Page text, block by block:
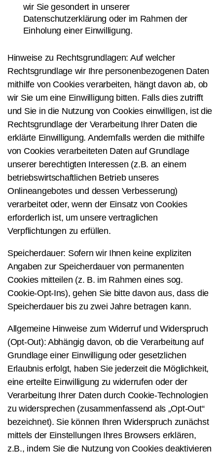
wir Sie gesondert in unserer
Datenschutzerklärung oder im Rahmen der
Einholung einer Einwilligung.
Hinweise zu Rechtsgrundlagen: Auf welcher
Rechtsgrundlage wir Ihre personenbezogenen Daten
mithilfe von Cookies verarbeiten, hängt davon ab, ob
wir Sie um eine Einwilligung bitten. Falls dies zutrifft
und Sie in die Nutzung von Cookies einwilligen, ist die
Rechtsgrundlage der Verarbeitung Ihrer Daten die
erklärte Einwilligung. Andernfalls werden die mithilfe
von Cookies verarbeiteten Daten auf Grundlage
unserer berechtigten Interessen (z.B. an einem
betriebswirtschaftlichen Betrieb unseres
Onlineangebotes und dessen Verbesserung)
verarbeitet oder, wenn der Einsatz von Cookies
erforderlich ist, um unsere vertraglichen
Verpflichtungen zu erfüllen.
Speicherdauer: Sofern wir Ihnen keine expliziten
Angaben zur Speicherdauer von permanenten
Cookies mitteilen (z. B. im Rahmen eines sog.
Cookie-Opt-Ins), gehen Sie bitte davon aus, dass die
Speicherdauer bis zu zwei Jahre betragen kann.
Allgemeine Hinweise zum Widerruf und Widerspruch
(Opt-Out): Abhängig davon, ob die Verarbeitung auf
Grundlage einer Einwilligung oder gesetzlichen
Erlaubnis erfolgt, haben Sie jederzeit die Möglichkeit,
eine erteilte Einwilligung zu widerrufen oder der
Verarbeitung Ihrer Daten durch Cookie-Technologien
zu widersprechen (zusammenfassend als „Opt-Out“
bezeichnet). Sie können Ihren Widerspruch zunächst
mittels der Einstellungen Ihres Browsers erklären,
z.B., indem Sie die Nutzung von Cookies deaktivieren